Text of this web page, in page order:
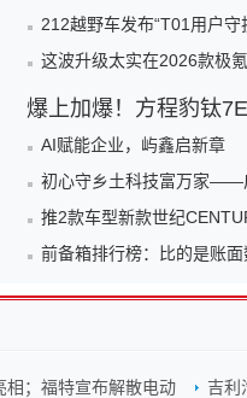
212越野车发布“T01用户
这波升级太实在2026款极
爆上加爆！方程豹钛
AI赋能企业，屿鑫启新章
初心守乡土科技富万家——
推2款车型新款世纪
前备箱排行榜：比的是账
相；福特宣布解散电动
吉利